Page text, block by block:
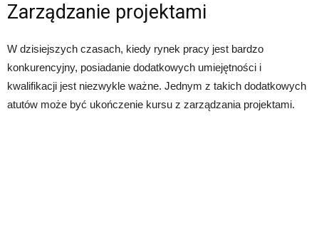
Zarządzanie projektami
W dzisiejszych czasach, kiedy rynek pracy jest bardzo
konkurencyjny, posiadanie dodatkowych umiejętności i
kwalifikacji jest niezwykle ważne. Jednym z takich dodatkowych
atutów może być ukończenie kursu z zarządzania projektami.